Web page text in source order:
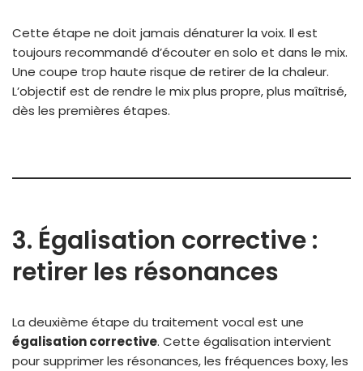
Cette étape ne doit jamais dénaturer la voix. Il est
toujours recommandé d’écouter en solo et dans le mix.
Une coupe trop haute risque de retirer de la chaleur.
L’objectif est de rendre le mix plus propre, plus maîtrisé,
dès les premières étapes.
3. Égalisation corrective :
retirer les résonances
La deuxième étape du traitement vocal est une
égalisation corrective. Cette égalisation intervient
pour supprimer les résonances, les fréquences boxy, les